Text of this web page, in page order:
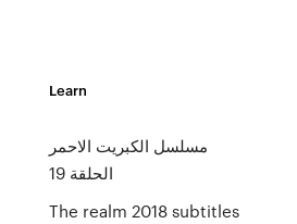
Learn
مسلسل الكبريت الاحمر
الحلقة 19
The realm 2018 subtitles